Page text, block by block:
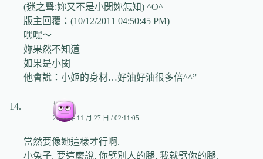
(迷之聲:妳又不是小閔妳怎知) ^O^
版主回覆：(10/12/2011 04:50:45 PM)
嘿嘿～
妳果然不知道
如果是小閔
他會說：小姬的身材…好油好油很多倍^^”
撲朔
2006 年 11 月 27 日 / 02:11:05
當然要像她這樣才行啊.
小兔子, 要這麼說, 你劈別人的腿, 我就劈你的腿.